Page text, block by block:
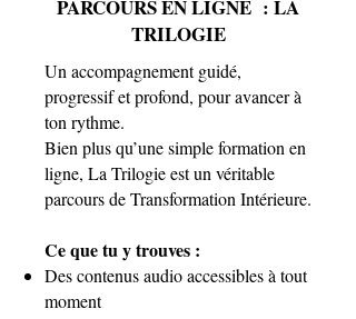
PARCOURS EN LIGNE : LA
TRILOGIE
Un accompagnement guidé,
progressif et profond, pour avancer à
ton rythme.
Bien plus qu’une simple formation en
ligne, La Trilogie est un véritable
parcours de Transformation Intérieure.
Ce que tu y trouves :
Des contenus audio accessibles à tout
moment